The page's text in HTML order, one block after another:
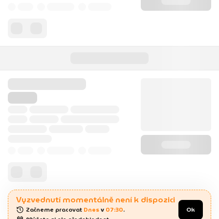
Vyzvednutí momentálně není k dispozici
Začneme pracovat Dnes v 07:30.
Ok